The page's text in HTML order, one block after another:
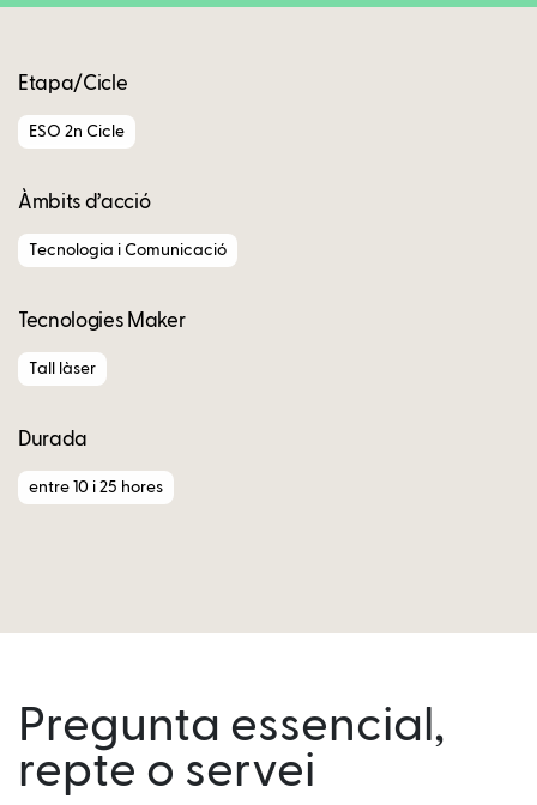
Etapa/Cicle
ESO 2n Cicle
Àmbits d’acció
Tecnologia i Comunicació
Tecnologies Maker
Tall làser
Durada
entre 10 i 25 hores
Pregunta essencial,
repte o servei